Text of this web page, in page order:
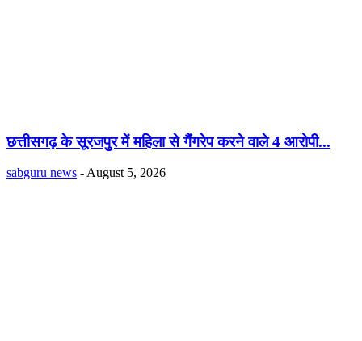
छत्तीसगढ़ के सूरजपुर में महिला से गैंंगरेप करने वाले 4 आरोपी...
sabguru news - August 5, 2026